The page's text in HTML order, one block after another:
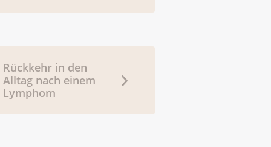
und-verwandtes-
Rückkehr in den
Alltag nach einem
Lymphom